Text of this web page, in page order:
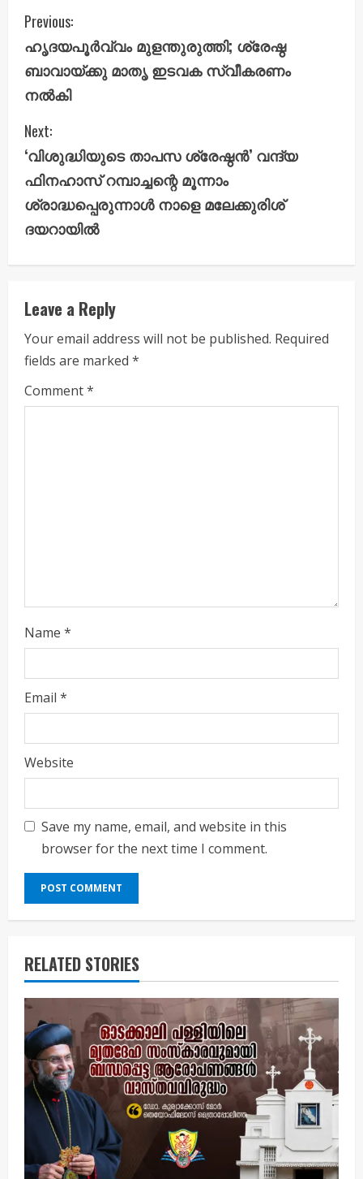
C
o
n
t
i
n
u
e
R
e
a
d
Previous:
ഹൃദയപൂർവ്വം മുളന്തുരുത്തി; ശ്രേഷ്ഠ
ബാവായ്ക്കു മാതൃ ഇടവക സ്വീകരണം
നൽകി
Next:
‘വിശുദ്ധിയുടെ താപസ ശ്രേഷ്ഠൻ’ വന്ദ്യ
ഫിനഹാസ് റമ്പാച്ചന്റെ മൂന്നാം
ശ്രാദ്ധപ്പെരുന്നാൾ നാളെ മലേക്കുരിശ്
ദയറായിൽ
Leave a Reply
Your email address will not be published. Required
fields are marked *
Comment*
Name *
Email *
Website
Save my name, email, and website in this
browser for the next time I comment.
RELATED STORIES